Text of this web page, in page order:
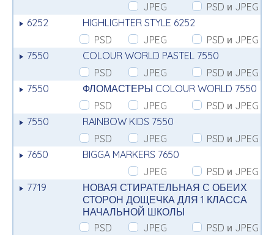
JPEG
PSD и JPEG
6252
HIGHLIGHTER STYLE 6252
PSD
JPEG
PSD и JPEG
7550
COLOUR WORLD PASTEL 7550
PSD
JPEG
PSD и JPEG
7550
ФЛОМАСТЕРЫ COLOUR WORLD 7550
PSD
JPEG
PSD и JPEG
7550
RAINBOW KIDS 7550
PSD
JPEG
PSD и JPEG
7650
BIGGA MARKERS 7650
JPEG
PSD и JPEG
7719
НОВАЯ СТИРАТЕЛЬНАЯ С ОБЕИХ
СТОРОН ДОЩЕЧКА ДЛЯ 1 КЛАССА
НАЧАЛЬНОЙ ШКОЛЫ
PSD
JPEG
PSD и JPEG